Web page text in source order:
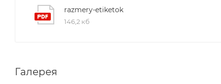
razmery-etiketok
146,2 кб
Галерея